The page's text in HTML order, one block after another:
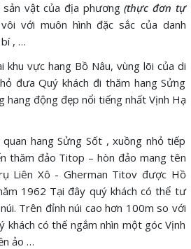
sản vật của địa phương(thực đơn tự
với muôn hình đặc sắc của danh
, …
khu vực hang Bồ Nâu, vùng lõi của di
đưa Quý khách đi thăm hang Sửng
động đẹp nổi tiếng nhất Vịnh Hạ
hang Sửng Sốt , xuồng nhỏ tiếp
thăm đảo Titop – hòn đảo mang tên
Liên Xô - Gherman Titov được Hồ
1962 Tại đây quý khách có thể tư
Trên đỉnh núi cao hơn 100m so với
khách có thế ngắm nhìn một góc Vịnh
ảo …